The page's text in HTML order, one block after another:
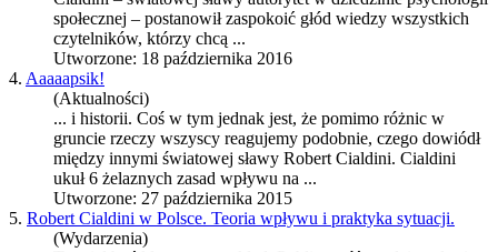
społecznej – postanowił zaspokoić głód wiedzy wszystkich
czytelników, którzy chcą ...
Utworzone: 18 października 2016
4. Aaaaapsik!
(Aktualności)
... i historii. Coś w tym jednak jest, że pomimo różnic w
gruncie rzeczy wszyscy reagujemy podobnie, czego dowiódł
między innymi światowej sławy Robert Cialdini. Cialdini
ukuł 6 żelaznych zasad wpływu na ...
Utworzone: 27 października 2015
5. Robert Cialdini w Polsce. Teoria wpływu i praktyka sytuacji.
(Wydarzenia)